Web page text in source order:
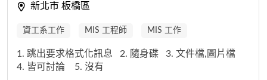
新北市 板橋區
資工系工作 MIS 工程師 MIS 工作
1. 跳出要求格式化訊息 2. 隨身碟
3. 文件檔,圖片檔
4. 皆可討論
5. 沒有